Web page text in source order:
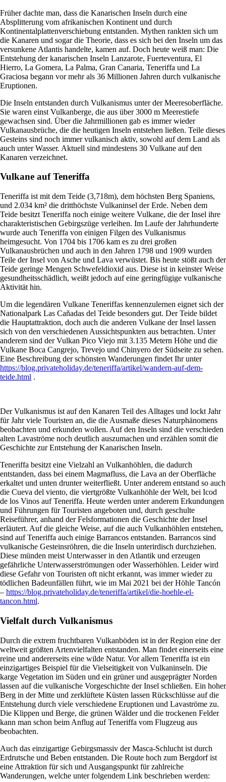
Früher dachte man, dass die Kanarischen Inseln durch eine
Absplitterung vom afrikanischen Kontinent und durch
Kontinentalplattenverschiebung entstanden. Mythen rankten sich um
die Kanaren und sogar die Theorie, dass es sich bei den Inseln um das
versunkene Atlantis handelte, kamen auf. Doch heute weiß man: Die
Entstehung der kanarischen Inseln Lanzarote, Fuerteventura, El
Hierro, La Gomera, La Palma, Gran Canaria, Teneriffa und La
Graciosa begann vor mehr als 36 Millionen Jahren durch vulkanische
Eruptionen.
Die Inseln entstanden durch Vulkanismus unter der Meeresoberfläche.
Sie waren einst Vulkanberge, die aus über 3000 m Meerestiefe
gewachsen sind. Über die Jahrmillionen gab es immer wieder
Vulkanausbrüche, die die heutigen Inseln entstehen ließen. Teile dieses
Gesteins sind noch immer vulkanisch aktiv, sowohl auf dem Land als
auch unter Wasser. Aktuell sind mindestens 30 Vulkane auf den
Kanaren verzeichnet.
Vulkane auf Teneriffa
Teneriffa ist mit dem Teide (3,718m), dem höchsten Berg Spaniens,
und 2.034 km² die dritthöchste Vulkaninsel der Erde. Neben dem
Teide besitzt Teneriffa noch einige weitere Vulkane, die der Insel ihre
charakteristischen Gebirgszüge verleihen. Im Laufe der Jahrhunderte
wurde auch Teneriffa von einigen Filgen des Vulkanismus
heimgesucht. Von 1704 bis 1706 kam es zu drei großen
Vulkanausbrüchen und auch in den Jahren 1798 und 1909 wurden
Teile der Insel von Asche und Lava verwüstet. Bis heute stößt auch der
Teide geringe Mengen Schwefeldioxid aus. Diese ist in keinster Weise
gesundheitsschädlich, weißt jedoch auf eine geringfügige vulkanische
Aktivität hin.
Um die legendären Vulkane Teneriffas kennenzulernen eignet sich der
Nationalpark Las Cañadas del Teide besonders gut. Der Teide bildet
die Hauptattraktion, doch auch die anderen Vulkane der Insel lassen
sich von den verschiedenen Aussichtspunkten aus betrachten. Unter
anderem sind der Vulkan Pico Viejo mit 3.135 Metern Höhe und die
Vulkane Boca Cangrejo, Trevejo und Chinyero der Südseite zu sehen.
Eine Beschreibung der schönsten Wanderungen findet Ihr unter
https://blog.privateholiday.de/teneriffa/artikel/wandern-auf-dem-
teide.html .
Der Vulkanismus ist auf den Kanaren Teil des Alltages und lockt Jahr
für Jahr viele Touristen an, die die Ausmaße dieses Naturphänomens
beobachten und erkunden wollen. Auf den Inseln sind die verschieden
alten Lavaströme noch deutlich auszumachen und erzählen somit die
Geschichte zur Entstehung der Kanarischen Inseln.
Teneriffa besitzt eine Vielzahl an Vulkanhöhlen, die dadurch
entstanden, dass bei einem Magmafluss, die Lava an der Oberfläche
erkaltet und unten drunter weiterfließt. Unter anderem entstand so auch
die Cueva del viento, die viertgrößte Vulkanhöhle der Welt, bei Icod
de los Vinos auf Teneriffa. Heute werden unter anderem Erkundungen
und Führungen für Touristen angeboten und, durch geschulte
Reiseführer, anhand der Felsformationen die Geschichte der Insel
erläutert. Auf die gleiche Weise, auf die auch Vulkanhöhlen entstehen,
sind auf Teneriffa auch einige Barrancos entstanden. Barrancos sind
vulkanische Gesteinsröhren, die die Inseln unterirdisch durchziehen.
Diese münden meist Unterwasser in den Atlantik und erzeugen
gefährliche Unterwasserströmungen oder Wasserhöhlen. Leider wird
diese Gefahr von Touristen oft nicht erkannt, was immer wieder zu
tödlichen Badeunfällen führt, wie im Mai 2021 bei der Höhle Tancón
– https://blog.privateholiday.de/teneriffa/artikel/die-hoehle-el-
tancon.html.
Vielfalt durch Vulkanismus
Durch die extrem fruchtbaren Vulkanböden ist in der Region eine der
weltweit größten Artenvielfalten entstanden. Man findet einerseits eine
reine und andererseits eine wilde Natur. Vor allem Teneriffa ist ein
einzigartiges Beispiel für die Vielseitigkeit von Vulkaninseln. Die
karge Vegetation im Süden und ein grüner und ausgeprägter Norden
lassen auf die vulkanische Vorgeschichte der Insel schließen. Ein hoher
Berg in der Mitte und zerklüftete Küsten lassen Rückschlüsse auf die
Entstehung durch viele verschiedene Eruptionen und Lavaströme zu.
Die Klippen und Berge, die grünen Wälder und die trockenen Felder
kann man schon beim Anflug auf Teneriffa vom Flugzeug aus
beobachten.
Auch das einzigartige Gebirgsmassiv der Masca-Schlucht ist durch
Erdrutsche und Beben entstanden. Die Route hoch zum Bergdorf ist
eine Attraktion für sich und Ausgangspunkt für zahlreiche
Wanderungen, welche unter folgendem Link beschrieben werden: